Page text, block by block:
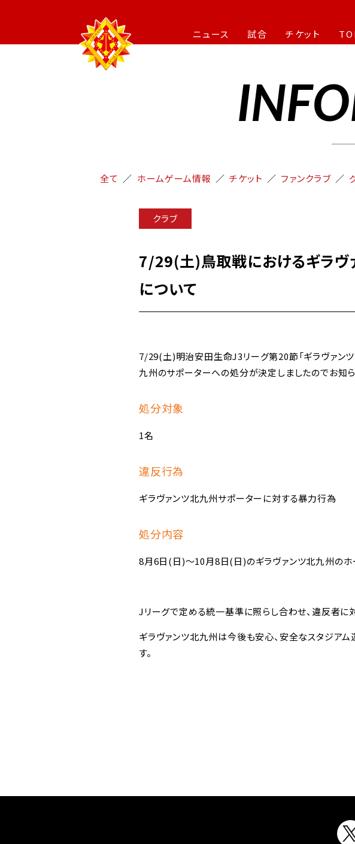
ニュース 試合 チケット
全て ホームゲーム情報 チケット ファンクラブ
クラブ
7/29(土)鳥取戦におけるギラヴ
について
7/29(土)明治安田生命J3リーグ第20節「ギラヴァン
九州のサポーターへの処分が決定しましたのでお知ら
処分対象
1名
違反行為
ギラヴァンツ北九州サポーターに対する暴力行為
処分内容
8月6日(日)～10月8日(日)のギラヴァンツ北九州のホ
Jリーグで定める統一基準に照らし合わせ、違反者に
ギラヴァンツ北九州は今後も安心、安全なスタジア
す。